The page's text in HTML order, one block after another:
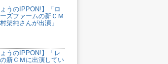
ょうのIPPON!】「ロ
ズファームの新ＣＭ
架純さんが出演」
ょうのIPPON!】「レ
新ＣＭに出演してい